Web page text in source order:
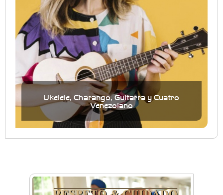
Ukelele, Charango, Guitarra y Cuatro
Venezolano